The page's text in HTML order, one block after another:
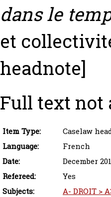
dans le
et
headnote]
Full text not
Item Type:
Caselaw
Language:
French
Date:
December
Refereed:
Yes
Subjects:
A- DROIT >